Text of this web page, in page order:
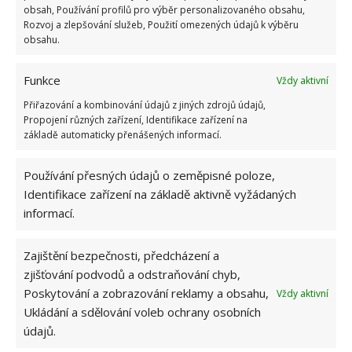
obsah, Používání profilů pro výběr personalizovaného obsahu,
Rozvoj a zlepšování služeb, Použití omezených údajů k výběru
obsahu.
Funkce
Vždy aktivní
Přiřazování a kombinování údajů z jiných zdrojů údajů,
Propojení různých zařízení, Identifikace zařízení na
základě automaticky přenášených informací.
Používání přesných údajů o zeměpisné poloze,
Identifikace zařízení na základě aktivně vyžádaných
informací.
Zajištění bezpečnosti, předcházení a
zjišťování podvodů a odstraňování chyb,
Poskytování a zobrazování reklamy a obsahu,
Ukládání a sdělování voleb ochrany osobních
údajů.
Vždy aktivní